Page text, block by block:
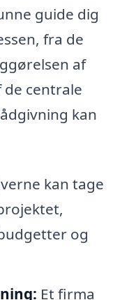
guide dig
fra de
af
centrale
kan
kan tage
og
Et firma